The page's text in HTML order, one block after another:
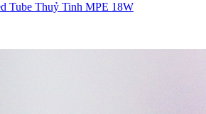
Tube Thuỷ Tinh MPE 18W